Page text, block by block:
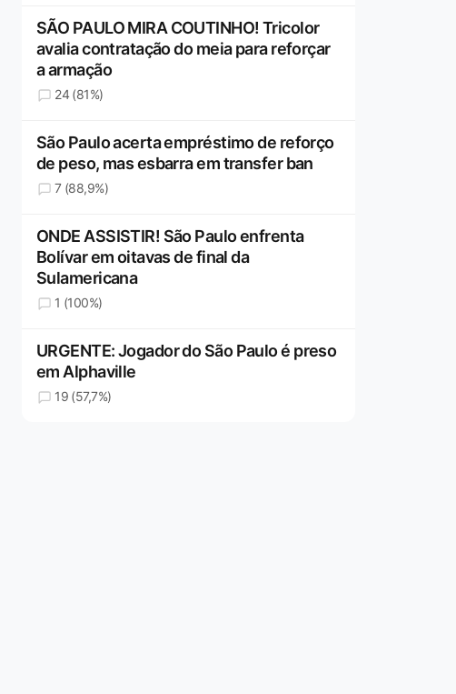
SÃO PAULO MIRA COUTINHO! Tricolor
avalia contratação do meia para reforçar
a armação
24 (81%)
São Paulo acerta empréstimo de reforço
de peso, mas esbarra em transfer ban
7 (88,9%)
ONDE ASSISTIR! São Paulo enfrenta
Bolívar em oitavas de final da
Sulamericana
1 (100%)
URGENTE: Jogador do São Paulo é preso
em Alphaville
19 (57,7%)